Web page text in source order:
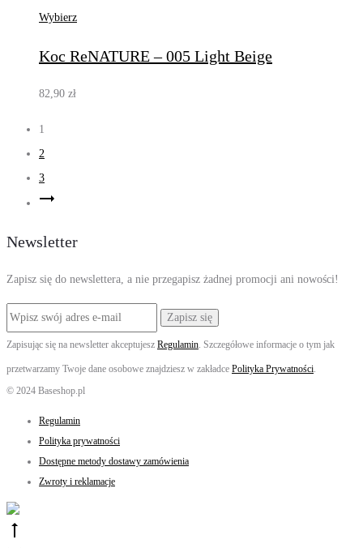
Wybierz
Koc ReNATURE – 005 Light Beige
82,90 zł
1
2
3
Newsletter
Zapisz się do newslettera, a nie przegapisz żadnej promocji ani nowości!
Zapisując się na newsletter akceptujesz Regulamin. Szczegółowe informacje o tym jak
przetwarzamy Twoje dane osobowe znajdziesz w zakładce Polityka Prywatności.
© 2024 Baseshop.pl
Regulamin
Polityka prywatności
Dostępne metody dostawy zamówienia
Zwroty i reklamacje